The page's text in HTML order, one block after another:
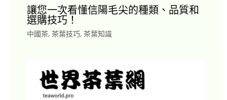
讓您一次看懂信陽毛尖的種類、品質和
選購技巧！
中國茶, 茶葉技巧, 茶葉知識